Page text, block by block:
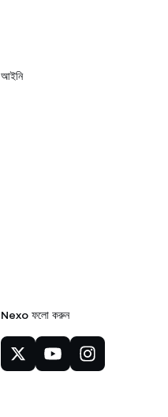
আইনি
Nexo ফলো করুন